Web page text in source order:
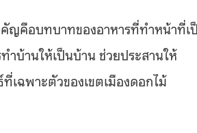
คัญคือบทบาทของอาหารที่ทำหน้าที่เ
บ้านให้เป็นบ้าน ช่วยประสานให้
เฉพาะตัวของเขตเมืองดอกไม้